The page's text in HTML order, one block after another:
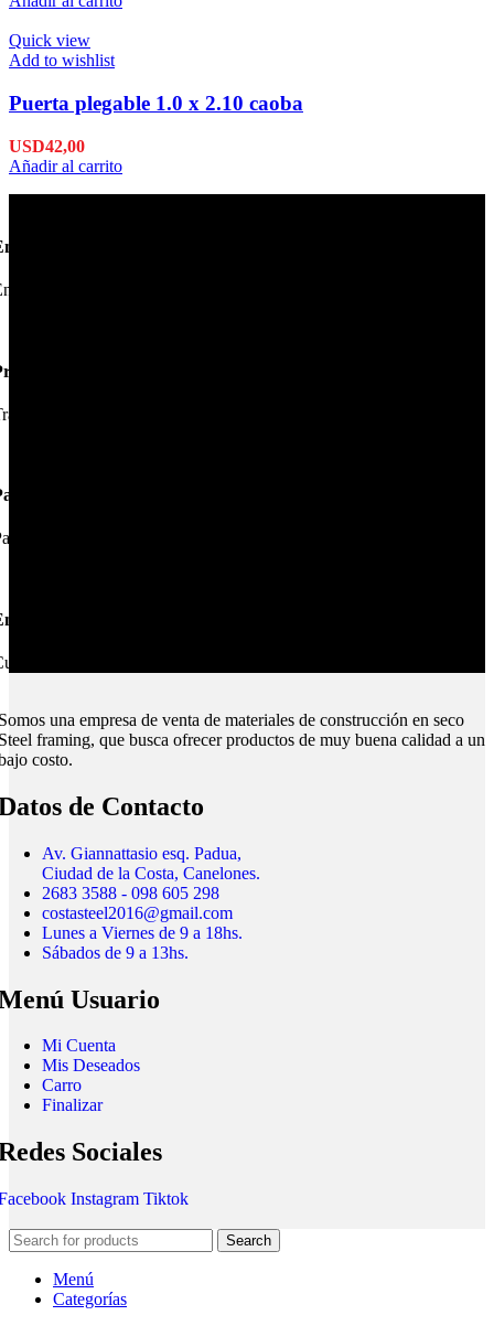
Quick view
Add to wishlist
Puerta plegable 1.0 x 2.10 caoba
USD42,00
Añadir al carrito
en 24hs
su pedido en 24hs.
de Calidad
las mejores marcas.
Seguros.
online en nuestra web.
Montevideo e Interior.
todo el país.
una empresa de venta de materiales de construcción en seco
framing, que busca ofrecer productos de muy buena calidad a un
costo.
de Contacto
Av. Giannattasio esq. Padua,
Ciudad de la Costa, Canelones.
2683 3588 - 098 605 298
costasteel2016@gmail.com
Lunes a Viernes de 9 a 18hs.
Sábados de 9 a 13hs.
Usuario
Mi Cuenta
Mis Deseados
Carro
Finalizar
Sociales
Instagram Tiktok
Search
Menú
Categorías